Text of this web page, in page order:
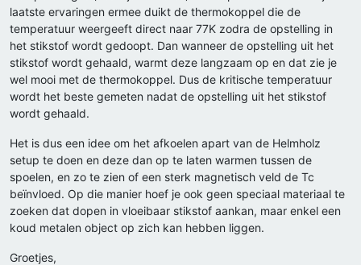
laatste ervaringen ermee duikt de thermokoppel die de
temperatuur weergeeft direct naar 77K zodra de opstelling in
het stikstof wordt gedoopt. Dan wanneer de opstelling uit het
stikstof wordt gehaald, warmt deze langzaam op en dat zie je
wel mooi met de thermokoppel. Dus de kritische temperatuur
wordt het beste gemeten nadat de opstelling uit het stikstof
wordt gehaald.
Het is dus een idee om het afkoelen apart van de Helmholz
setup te doen en deze dan op te laten warmen tussen de
spoelen, en zo te zien of een sterk magnetisch veld de Tc
beïnvloed. Op die manier hoef je ook geen speciaal materiaal te
zoeken dat dopen in vloeibaar stikstof aankan, maar enkel een
koud metalen object op zich kan hebben liggen.
Groetjes,